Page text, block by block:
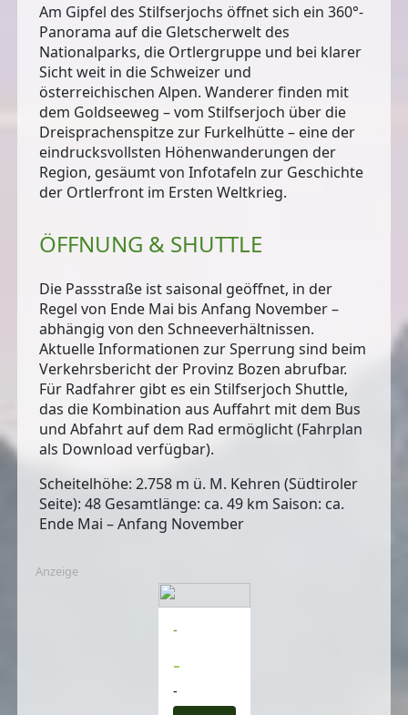
Am Gipfel des Stilfserjochs öffnet sich ein 360°-
Panorama auf die Gletscherwelt des
Nationalparks, die Ortlergruppe und bei klarer
Sicht weit in die Schweizer und
österreichischen Alpen. Wanderer finden mit
dem Goldseeweg – vom Stilfserjoch über die
Dreisprachenspitze zur Furkelhütte – eine der
eindrucksvollsten Höhenwanderungen der
Region, gesäumt von Infotafeln zur Geschichte
der Ortlerfront im Ersten Weltkrieg.
ÖFFNUNG & SHUTTLE
Die Passstraße ist saisonal geöffnet, in der
Regel von Ende Mai bis Anfang November –
abhängig von den Schneeverhältnissen.
Aktuelle Informationen zur Sperrung sind beim
Verkehrsbericht der Provinz Bozen abrufbar.
Für Radfahrer gibt es ein Stilfserjoch Shuttle,
das die Kombination aus Auffahrt mit dem Bus
und Abfahrt auf dem Rad ermöglicht (Fahrplan
als Download verfügbar).
Scheitelhöhe: 2.758 m ü. M. Kehren (Südtiroler
Seite): 48 Gesamtlänge: ca. 49 km Saison: ca.
Ende Mai – Anfang November
Anzeige
-
-
-